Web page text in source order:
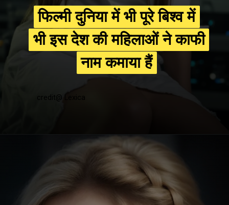
फिल्मी दुनिया में भी पूरे बिश्व में
भी इस देश की महिलाओं ने काफी
नाम कमाया हैं
फिल्मी दुनिया में भी पूरे बिश्व में
भी इस देश की महिलाओं ने काफी
नाम कमाया हैं
credit@ Lexica